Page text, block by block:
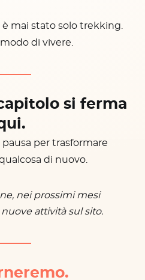
mai stato solo trekking.
di vivere.
si ferma
per trasformare
di nuovo.
nei prossimi mesi
attività sul sito.